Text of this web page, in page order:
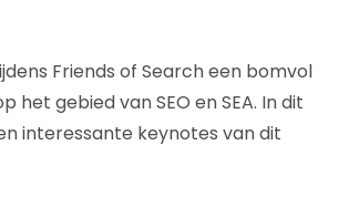
Friends of Search een bomvol
gebied van SEO en SEA. In dit
interessante keynotes van dit